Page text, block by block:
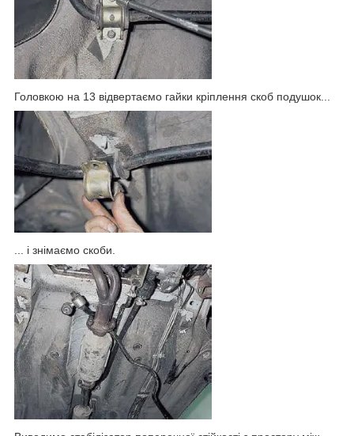
Головкою на 13 відвертаємо гайки кріплення скоб подушок...
... і знімаємо скоби.